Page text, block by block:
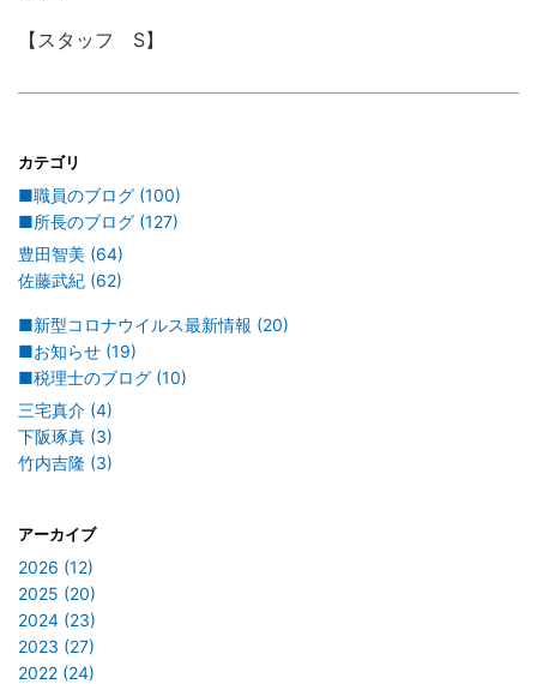
【スタッフ S】
カテゴリ
■職員のブログ (100)
■所長のブログ (127)
豊田智美 (64)
佐藤武紀 (62)
■新型コロナウイルス最新情報 (20)
■お知らせ (19)
■税理士のブログ (10)
三宅真介 (4)
下阪琢真 (3)
竹内吉隆 (3)
アーカイブ
2026 (12)
2025 (20)
2024 (23)
2023 (27)
2022 (24)